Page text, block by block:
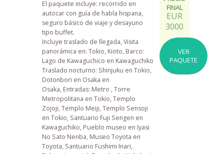
El paquete incluye: recorrido en
autocar con guía de habla hispana,
seguro básico de viaje y desayuno
tipo buffet.
Incluye traslado de llegada, Visita
panorámica en: Tokio, Kioto, Barco:
Lago de Kawaguchico en Kawaguchiko
Traslado nocturno: Shinjuku en Tokio,
Dotonbori en Osaka en
Osaka, Entradas: Metro , Torre
Metropolitana en Tokio, Templo
Zojoji, Templo Meiji, Templo Sensoji
en Tokio, Santuario Fuji Sengen en
Kawaguchiko, Pueblo museo en Iyasi
No Sato Nenba, Museo Toyota en
Toyota, Santuario Fushimi Inari,
FINAL
EUR
3000
VER
PAQUETE